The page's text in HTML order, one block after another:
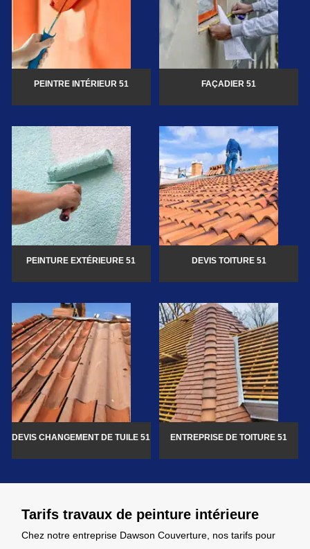
PEINTRE INTÉRIEUR 51 FAÇADIER 51
PEINTURE EXTÉRIEURE 51 DEVIS TOITURE 51
DEVIS CHANGEMENT DE TUILE 51 ENTREPRISE DE TOITURE 51
Tarifs travaux de peinture intérieure
Chez notre entreprise Dawson Couverture, nos tarifs pour